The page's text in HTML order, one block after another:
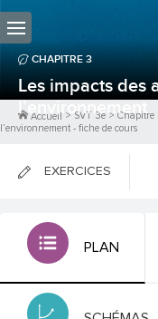
CHAPITRE 3
Les impacts des
l’environnement
Accueil > SVT 3e > Chapitre
l’environnement - fiche de cours
EXERCICES
FICHES DE COURS
PLAN